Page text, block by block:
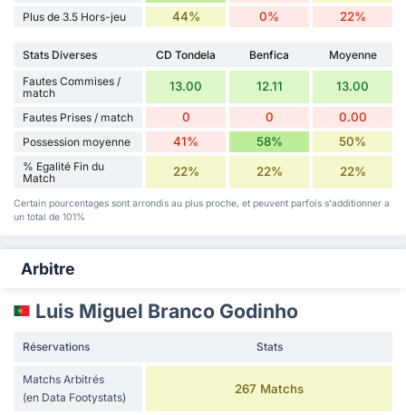
Plus de 3.5 Hors-jeu 44% 0% 22%
Stats Diverses CD Tondela Benfica
Moyenne
Fautes Commises /
match
13.00 12.11 13.00
Fautes Prises / match 0 0 0.00
Possession moyenne 41% 58% 50%
% Egalité Fin du
Match
22% 22% 22%
Certain pourcentages sont arrondis au plus proche, et peuvent parfois s'additionner a
un total de 101%
Arbitre
Luis Miguel Branco Godinho
Réservations Stats
Matchs Arbitrés
(en Data Footystats)
267 Matchs